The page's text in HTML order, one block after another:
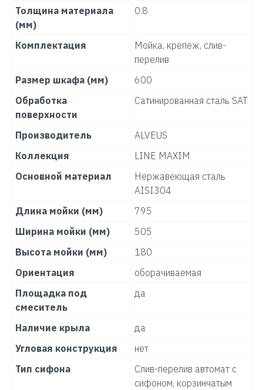
Толщина материала
(мм)
0.8
Комплектация
Мойка, крепеж, слив-
перелив
Размер шкафа (мм)
600
Обработка
поверхности
Сатинированная сталь SAT
Производитель
ALVEUS
Коллекция
LINE MAXIM
Основной материал
Нержавеющая сталь
AISI304
Длина мойки (мм)
795
Ширина мойки (мм)
505
Высота мойки (мм)
180
Ориентация
оборачиваемая
Площадка под
смеситель
да
Наличие крыла
да
Угловая конструкция
нет
Тип сифона
Слив-перелив автомат с
сифоном, корзинчатым